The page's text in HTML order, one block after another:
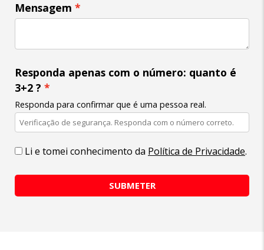
Mensagem
Responda apenas com o número: quanto é
3+2 ?
Responda para confirmar que é uma pessoa real.
Li e tomei conhecimento da Política de Privacidade.
SUBMETER